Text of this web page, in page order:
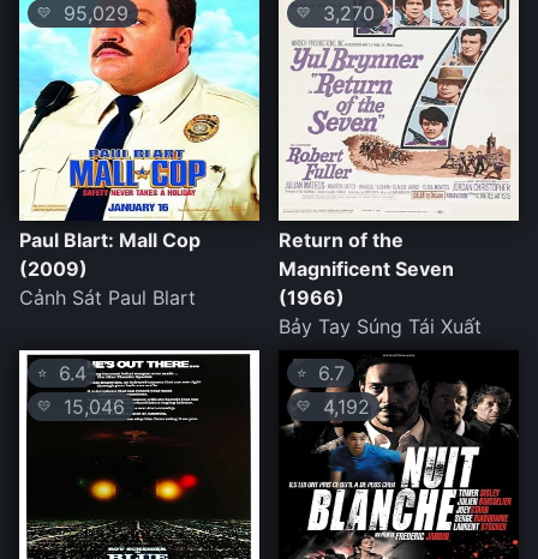
💛 95,029
Paul Blart: Mall Cop
(2009)
Cảnh Sát Paul Blart
💛 3,270
Return of the
Magnificent Seven
(1966)
Bảy Tay Súng Tái Xuất
⭐ 6.4
💛 15,046
⭐ 6.7
💛 4,192